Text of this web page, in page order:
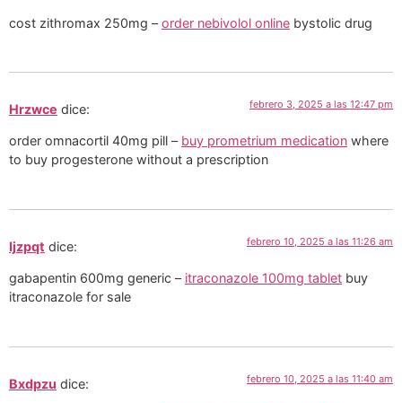
cost zithromax 250mg –order nebivolol online bystolic drug
Hrzwce dice: febrero 3, 2025 a las 12:47 pm
order omnacortil 40mg pill – buy prometrium medication where
to buy progesterone without a prescription
Ijzpqt dice: febrero 10, 2025 a las 11:26 am
gabapentin 600mg generic – itraconazole 100mg tablet buy
itraconazole for sale
Bxdpzu dice: febrero 10, 2025 a las 11:40 am